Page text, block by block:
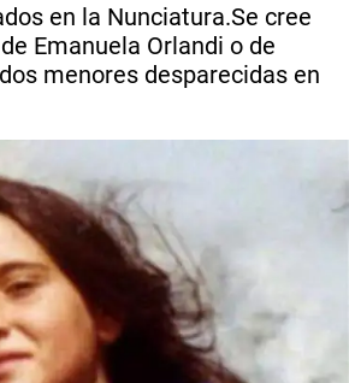
en la Nunciatura.Se cree
Emanuela Orlandi o de
menores desparecidas en